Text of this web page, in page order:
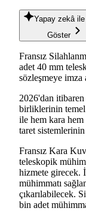
Yapay zekâ
Göster
Fransız
adet 40 mm
sözleşmeye imza
2026'dan itibaren
birliklerinin temel
ile hem kara
taret
Fransız Kara
teleskopik
hizmete girecek.
mühimmatı
çıkarılabilecek.
bin adet